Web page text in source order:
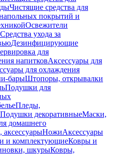
Чистящие средства для
покрытий и
Освежители
Средства ухода за
Дезинфицирующие
для
напитковАксессуары для
для охлаждения
барыШтопоры, открывалки
Подушки для
Пледы,
Подушки декоративныеМаски,
домашнего
НожиАксессуары
и комплектующиеКовры и
шкурыКовры,